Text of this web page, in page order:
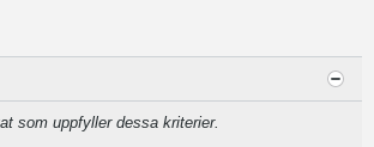
som uppfyller dessa kriterier.